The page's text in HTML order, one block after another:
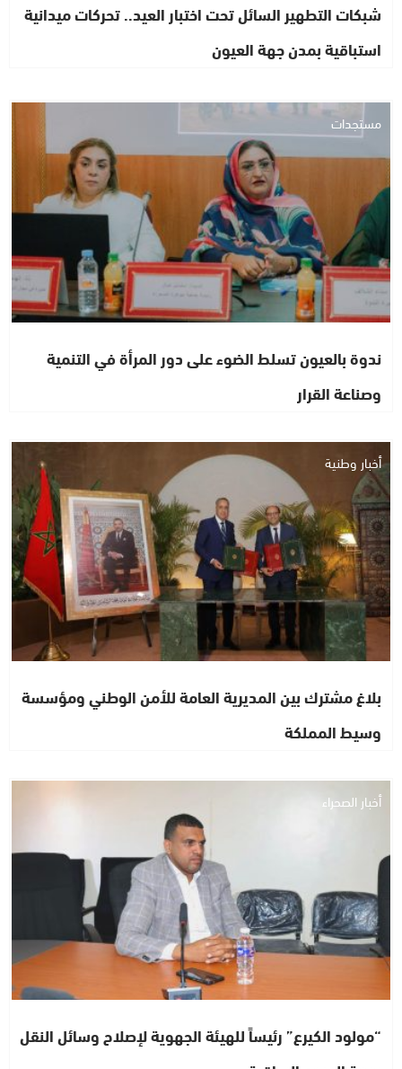
شبكات التطهير السائل تحت اختبار العيد.. تحركات ميدانية
استباقية بمدن جهة العيون
مستجدات
ندوة بالعيون تسلط الضوء على دور المرأة في التنمية
وصناعة القرار
أخبار وطنية
بلاغ مشترك بين المديرية العامة للأمن الوطني ومؤسسة
وسيط المملكة
أخبار الصحراء
“مولود الكيرع” رئيساً للهيئة الجهوية لإصلاح وسائل النقل